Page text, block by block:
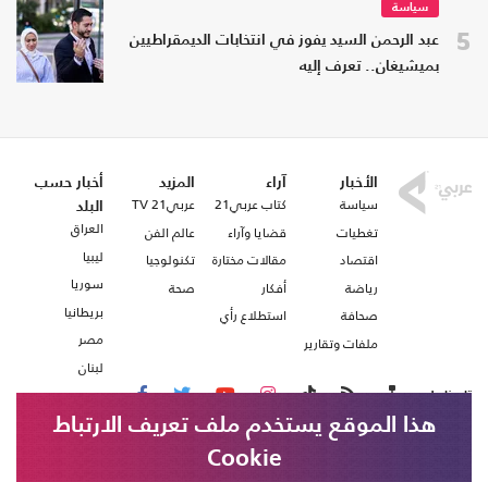
5
سياسة
عبد الرحمن السيد يفوز في انتخابات الديمقراطيين
بميشيغان.. تعرف إليه
الأخبار
سياسة
تغطيات
اقتصاد
رياضة
صحافة
ملفات وتقارير
آراء
كتاب عربي21
قضايا وآراء
مقالات مختارة
أفكار
استطلاع رأي
المزيد
عربي21 TV
عالم الفن
تكنولوجيا
صحة
أخبار حسب
البلد
العراق
ليبيا
سوريا
بريطانيا
مصر
لبنان
تابعنا على
هذا الموقع يستخدم ملف تعريف الارتباط
Cookie